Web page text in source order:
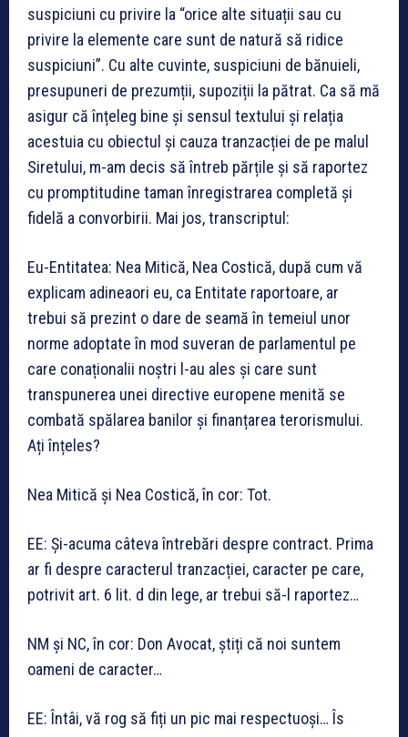
suspiciuni cu privire la “orice alte situații sau cu
privire la elemente care sunt de natură să ridice
suspiciuni”. Cu alte cuvinte, suspiciuni de bănuieli,
presupuneri de prezumții, supoziții la pătrat. Ca să mă
asigur că înțeleg bine și sensul textului și relația
acestuia cu obiectul și cauza tranzacției de pe malul
Siretului, m-am decis să întreb părțile și să raportez
cu promptitudine taman înregistrarea completă și
fidelă a convorbirii. Mai jos, transcriptul:
Eu-Entitatea: Nea Mitică, Nea Costică, după cum vă
explicam adineaori eu, ca Entitate raportoare, ar
trebui să prezint o dare de seamă în temeiul unor
norme adoptate în mod suveran de parlamentul pe
care conaționalii noștri l-au ales și care sunt
transpunerea unei directive europene menită se
combată spălarea banilor și finanțarea terorismului.
Ați înțeles?
Nea Mitică și Nea Costică, în cor: Tot.
EE: Și-acuma câteva întrebări despre contract. Prima
ar fi despre caracterul tranzacției, caracter pe care,
potrivit art. 6 lit. d din lege, ar trebui să-l raportez…
NM și NC, în cor: Don Avocat, știți că noi suntem
oameni de caracter…
EE: Întâi, vă rog să fiți un pic mai respectuoși… Îs